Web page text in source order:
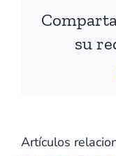
su
Artículos